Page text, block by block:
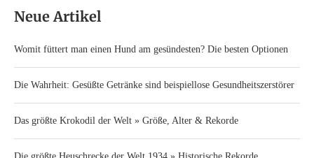
Neue Artikel
Womit füttert man einen Hund am gesündesten? Die besten Optionen
Die Wahrheit: Gesüßte Getränke sind beispiellose Gesundheitszerstörer
Das größte Krokodil der Welt » Größe, Alter & Rekorde